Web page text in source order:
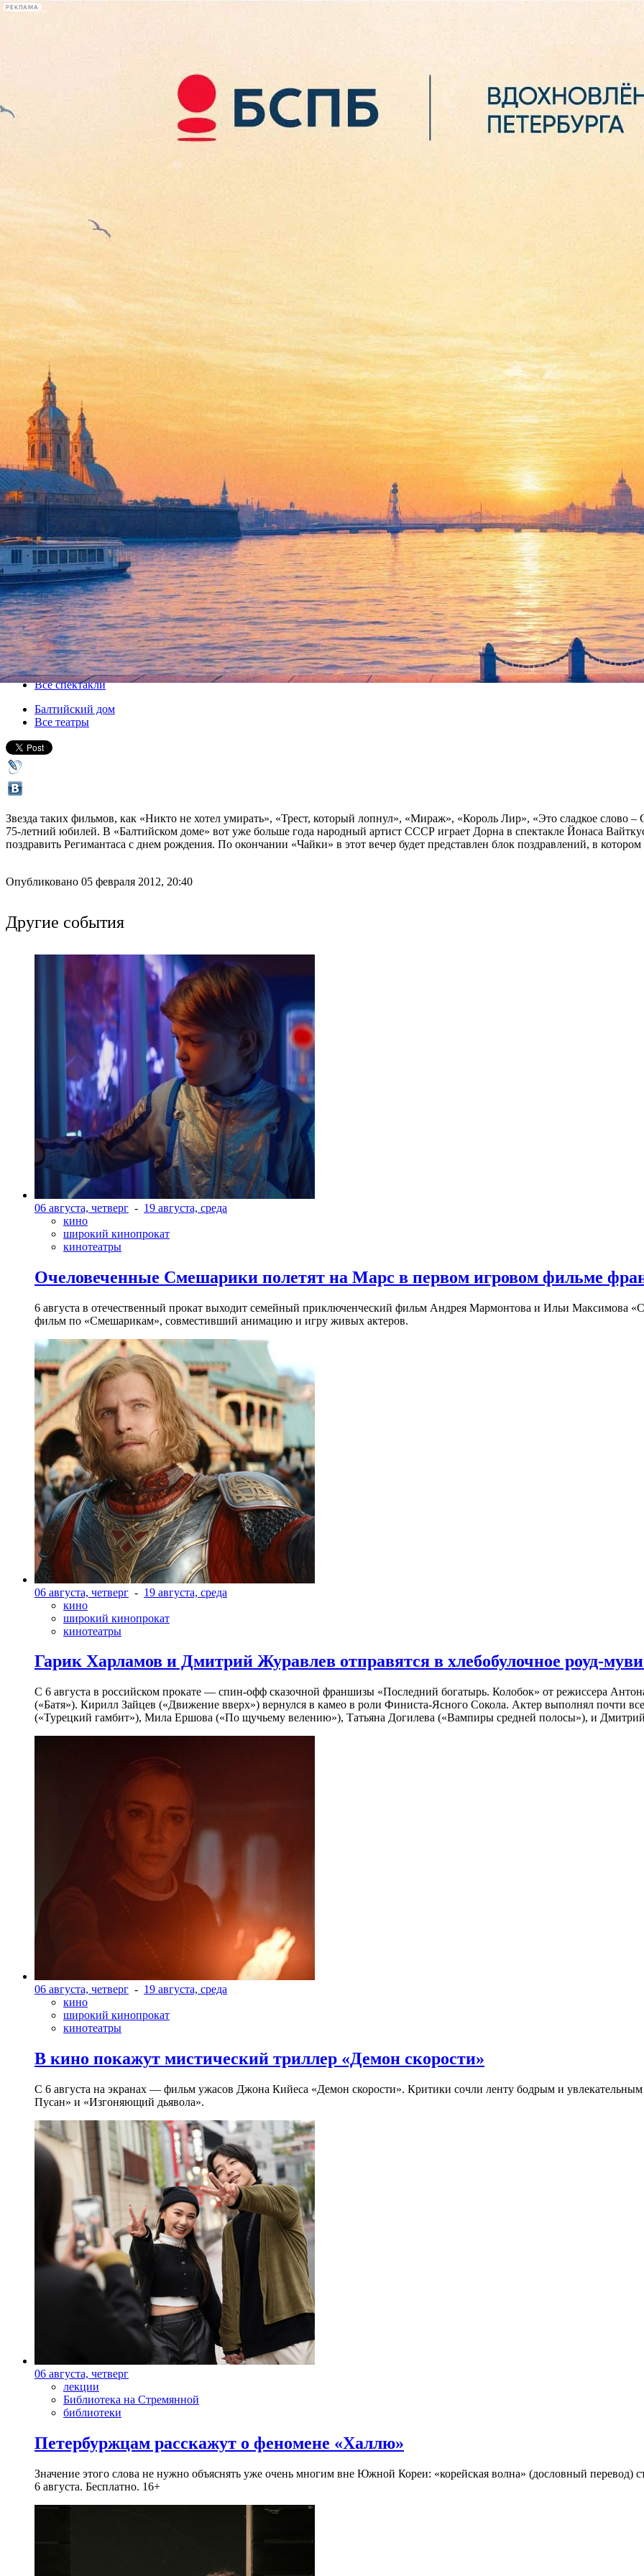
РЕКЛАМА
лекции
книги
Спектакль «Чайка», посвященный юбилею народного
Адомайтиса.
07 февраля 2012, вторник,19.00
Версия для печати
Все спектакли
Балтийский дом
Все театры
Звезда таких фильмов, как «Никто не хотел умирать», «Трест, который лопнул», «Мираж», «Король Лир», «Это сладкое слово
75-летний юбилей. В «Балтийском доме» вот уже больше года народный артист СССР играет Дорна в спектакле Йонаса
поздравить Регимантаса с днем рождения. По окончании «Чайки» в этот вечер будет представлен блок поздравлений, в котором
Опубликовано 05 февраля 2012, 20:40
Другие события
06 августа, четверг - 19 августа, среда
кино
широкий кинопрокат
кинотеатры
Очеловеченные Смешарики полетят на Марс в первом игровом фильме
6 августа в отечественный прокат выходит семейный приключенческий фильм Андрея Мармонтова и Ильи Максимова
фильм по «Смешарикам», совместивший анимацию и игру живых актеров.
06 августа, четверг - 19 августа, среда
кино
широкий кинопрокат
кинотеатры
Гарик Харламов и Дмитрий Журавлев отправятся в хлебобулочное роуд-
С 6 августа в российском прокате — спин-офф сказочной франшизы «Последний богатырь. Колобок» от режиссера
(«Батя»). Кирилл Зайцев («Движение вверх») вернулся в камео в роли Финиста-Ясного Сокола. Актер выполнял почти
(«Турецкий гамбит»), Мила Ершова («По щучьему велению»), Татьяна Догилева («Вампиры средней полосы»), и
06 августа, четверг - 19 августа, среда
кино
широкий кинопрокат
кинотеатры
В кино покажут мистический триллер «Демон скорости»
С 6 августа на экранах — фильм ужасов Джона Кийеса «Демон скорости». Критики сочли ленту бодрым и
Пусан» и «Изгоняющий дьявола».
06 августа, четверг
лекции
Библиотека на Стремянной
библиотеки
Петербуржцам расскажут о феномене «Халлю»
Значение этого слова не нужно объяснять уже очень многим вне Южной Кореи: «корейская волна» (дословный
6 августа. Бесплатно. 16+